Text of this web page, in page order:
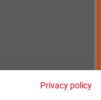
Privacy policy